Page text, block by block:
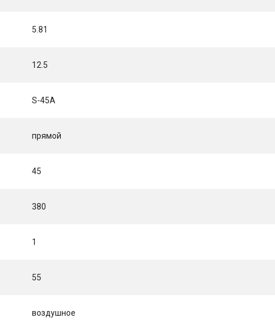
5.81
12.5
S-45A
прямой
45
380
1
55
воздушное